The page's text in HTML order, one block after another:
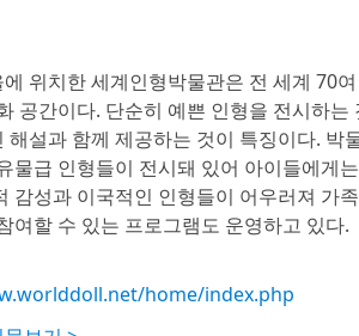
위치한 세계인형박물관은 전 세계 70
공간이다. 단순히 예쁜 인형을 전시하
해설과 함께 제공하는 것이 특징이다.
물급 인형들이 전시돼 있어 아이들에게
감성과 이국적인 인형들이 어우러져 가
여할 수 있는 프로그램도 운영하고 있다.
home/index.php